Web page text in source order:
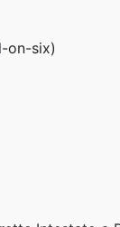
on-six)